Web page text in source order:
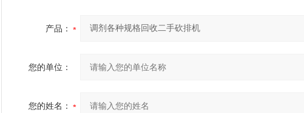
产品：
您的单位：
您的姓名：